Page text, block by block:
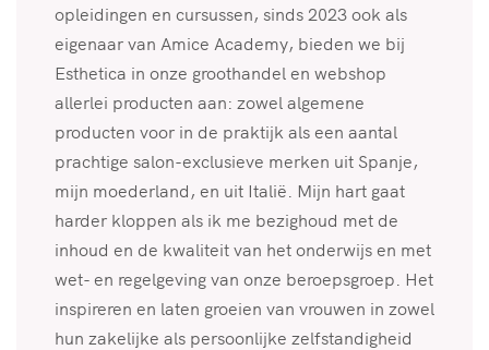
opleidingen en cursussen, sinds 2023 ook als
eigenaar van Amice Academy, bieden we bij
Esthetica in onze groothandel en webshop
allerlei producten aan: zowel algemene
producten voor in de praktijk als een aantal
prachtige salon-exclusieve merken uit Spanje,
mijn moederland, en uit Italië. Mijn hart gaat
harder kloppen als ik me bezighoud met de
inhoud en de kwaliteit van het onderwijs en met
wet- en regelgeving van onze beroepsgroep. Het
inspireren en laten groeien van vrouwen in zowel
hun zakelijke als persoonlijke zelfstandigheid